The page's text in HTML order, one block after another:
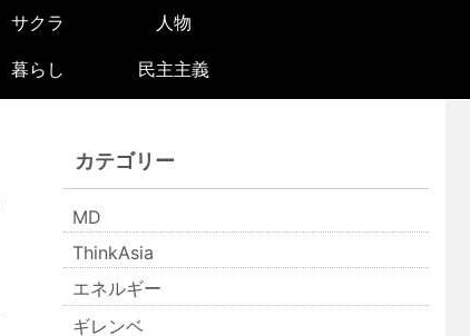
サクラ 人物
暮らし 民主主義
カテゴリー
MD
ThinkAsia
エネルギー
ギレンベ